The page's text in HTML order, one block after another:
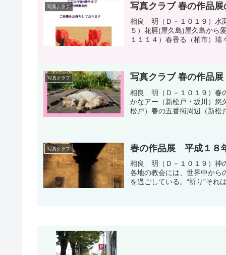
写真クラブ 写真クラブ 春の作品
相良 明（Ｄ－１０１９）水
５）花唇(屋久島)屋久島か
１１１４）春香る（柏市）
写真クラブ 写真クラブ 春の作品
相良 明（Ｄ－１０１９）春
かなアー（新松戸・坂川）
松戸）春の五番街周辺（新
写真クラブ 春の作品展 平成１８
相良 明（Ｄ－１０１９）神
各地の教会には、世界中から
を過ごしている。“祈り”それ